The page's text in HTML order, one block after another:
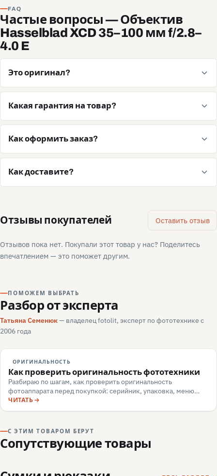
FAQ
Частые вопросы — Объектив
Hasselblad XCD 35–100 мм f/2.8–
4.0 E
Это оригинал?
Какая гарантия на товар?
Как оформить заказ?
Как доставите?
Отзывы покупателей Оставить отзыв
Отзывов пока нет. Покупали этот товар у нас? Поделитесь
впечатлением — это поможет другим.
ПОМОЖЕМ ВЫБРАТЬ
Разбор от эксперта
Татьяна Семенюк— владелец fotolit, эксперт по фототехнике с
2006 года
ОРИГИНАЛЬНОСТЬ
Как проверить оригинальность фототехники
Разбираю по шагам, как проверить оригинальность
фотоаппарата перед покупкой: серийник, упаковка, меню
камеры, маркировка, документы — и какие красные флаги
говорят о подделке или сером импорте.
ЧИТАТЬ
С ЭТИМ ТОВАРОМ БЕРУТ
Сопутствующие товары